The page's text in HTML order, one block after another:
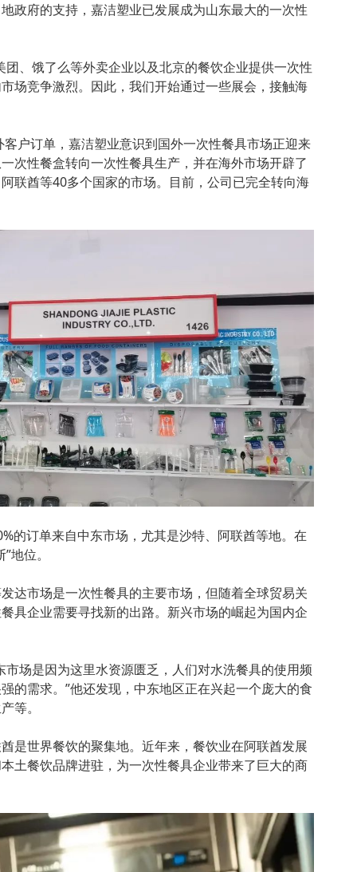
政府的支持，嘉洁塑业已发展成为山东最大的一次性
团、饿了么等外卖企业以及北京的餐饮企业提供一次性
场竞争激烈。因此，我们开始通过一些展会，接触海
户订单，嘉洁塑业意识到国外一次性餐具市场正迎来
次性餐盒转向一次性餐具生产，并在海外市场开辟了
联酋等40多个国家的市场。目前，公司已完全转向海
的订单来自中东市场，尤其是沙特、阿联酋等地。在
地位。
达市场是一次性餐具的主要市场，但随着全球贸易关
具企业需要寻找新的出路。新兴市场的崛起为国内企
市场是因为这里水资源匮乏，人们对水洗餐具的使用频
的需求。”他还发现，中东地区正在兴起一个庞大的食
等。
是世界餐饮的聚集地。近年来，餐饮业在阿联酋发展
土餐饮品牌进驻，为一次性餐具企业带来了巨大的商